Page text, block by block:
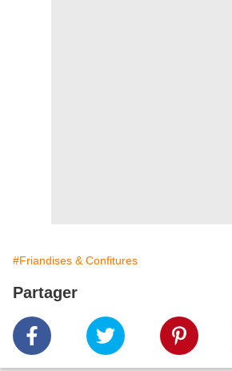
#Friandises & Confitures
Partager